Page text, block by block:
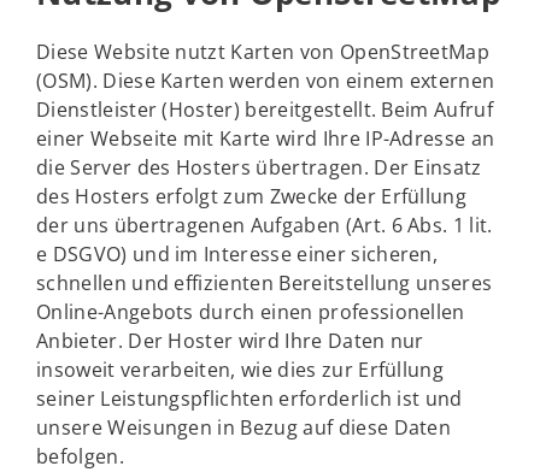
Diese Website nutzt Karten von OpenStreetMap
(OSM). Diese Karten werden von einem externen
Dienstleister (Hoster) bereitgestellt. Beim Aufruf
einer Webseite mit Karte wird Ihre IP-Adresse an
die Server des Hosters übertragen. Der Einsatz
des Hosters erfolgt zum Zwecke der Erfüllung
der uns übertragenen Aufgaben (Art. 6 Abs. 1 lit.
e DSGVO) und im Interesse einer sicheren,
schnellen und effizienten Bereitstellung unseres
Online-Angebots durch einen professionellen
Anbieter. Der Hoster wird Ihre Daten nur
insoweit verarbeiten, wie dies zur Erfüllung
seiner Leistungspflichten erforderlich ist und
unsere Weisungen in Bezug auf diese Daten
befolgen.